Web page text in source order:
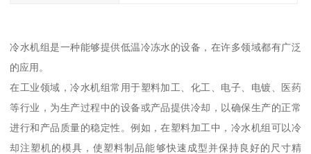
冷水机组是一种能够提供低温冷冻水的设备，在许多领域都有广泛
的应用。
在工业领域，冷水机组常用于塑料加工、化工、电子、电镀、医药
等行业，为生产过程中的设备或产品提供冷却，以确保生产的正常
进行和产品质量的稳定性。例如，在塑料加工中，冷水机组可以冷
却注塑机的模具，使塑料制品能够快速成型并保持良好的尺寸精